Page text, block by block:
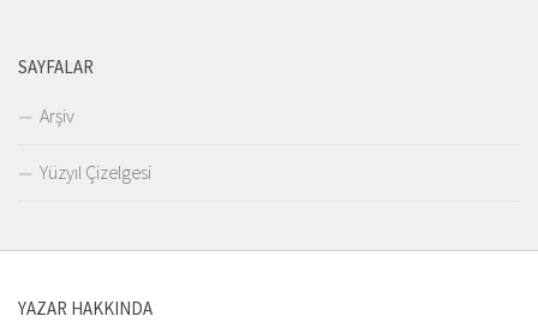
SAYFALAR
Arşiv
Yüzyıl Çizelgesi
YAZAR HAKKINDA